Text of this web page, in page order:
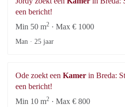
een bericht!
Min 50 m2 · Max € 1000
Man · 25 jaar
Ode zoekt een Kamer in Breda:
een bericht!
Min 10 m2 · Max € 800